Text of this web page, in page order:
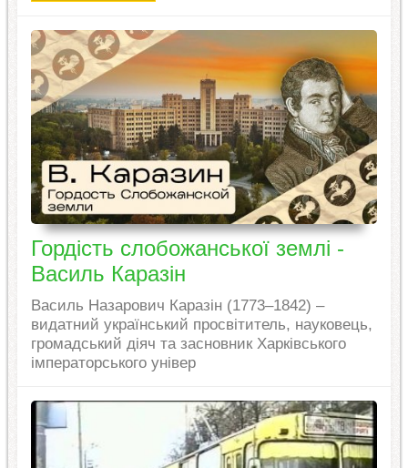
Гордість слобожанської землі -
Василь Каразін
Василь Назарович Каразін (1773–1842) –
видатний український просвітитель, науковець,
громадський діяч та засновник Харківського
імператорського універ